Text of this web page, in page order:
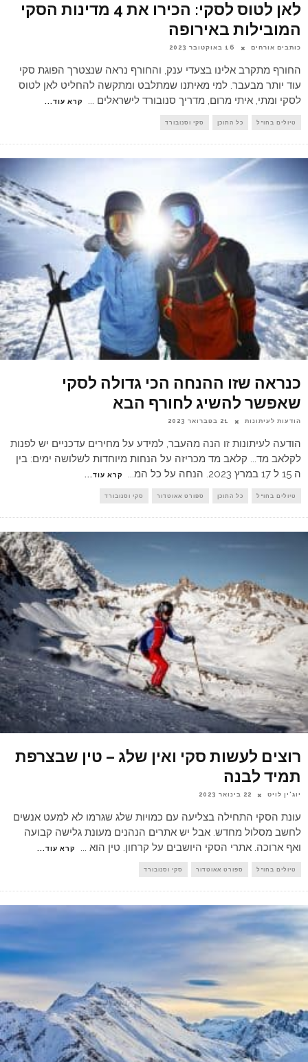
לאן לטוס לסקי: הכירו את 4 מדינות הסקי
המובילות באירופה
כותבים אורחים 16 באוקטובר 2023
החורף מתקרב אלינו בצעדי ענק, והחורף נראה שנצטרך הפוגת סקי
עוד יותר מבעבר. למי מאיתנו שמתלבט ומתקשה להחליט לאן לטוס
לסקי ומתי, איתי מרום, מדריך סנובורד לישראלים ... קרא עוד...
טיולים בחו"ל כל התוכן סקי וסנובורד
כנראה שזו ההנחה הכי גדולה לסקי
שאפשר להשיג לחורף הבא
הודעות לעיתונות 21 בפברואר 2023
הודעה לעיתונות זו הנה מהעבר, למידע על מחירים עדכניים יש לפנות
לקלאב מד... קלאב מד מכריזה על הנחות מיוחדות לשלושה ימים: בין
ה 15 ל 17 במרץ 2023. הנחה על כל המ
... קרא עוד...
טיולים בחו"ל כל התוכן ספורט אאוטדור סקי וסנובורד
רוצים לעשות סקי ואין שלג – טין שבצרפת
תמיד לבנה
יוג'ין לויט 22 בינואר 2023
עונת הסקי התחילה בצליעה עם כמויות שלג שגרמו לא למעט אנשים
לחשב מסלול מחדש. אבל יש אתרים הנהנים מעונת גלישה קבועה
ואף ארוכה. אתרי הסקי היושבים על קרחון. טין הוא ... קרא עוד...
טיולים בחו"ל ספורט אאוטדור סקי וסנובורד